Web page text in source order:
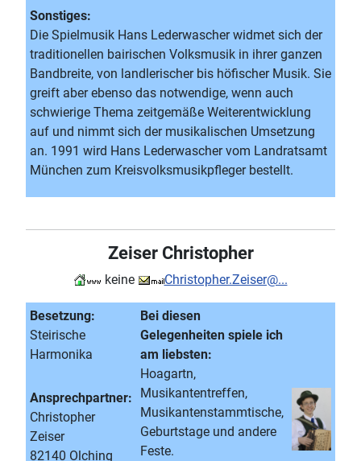
Sonstiges:
Die Spielmusik Hans Lederwascher widmet sich der
traditionellen bairischen Volksmusik in ihrer ganzen
Bandbreite, von landlerischer bis höfischer Musik. Sie
greift aber ebenso das notwendige, wenn auch
schwierige Thema zeitgemäße Weiterentwicklung
auf und nimmt sich der musikalischen Umsetzung
an. 1991 wird Hans Lederwascher vom Landratsamt
München zum Kreisvolksmusikpfleger bestellt.
Zeiser Christopher
keine Christopher.Zeiser@...
Besetzung:
Steirische
Harmonika
Bei diesen
Gelegenheiten spiele ich
am liebsten:
Hoagartn,
Musikantentreffen,
Musikantenstammtische,
Geburtstage und andere
Feste.
Ansprechpartner:
Christopher
Zeiser
82140 Olching